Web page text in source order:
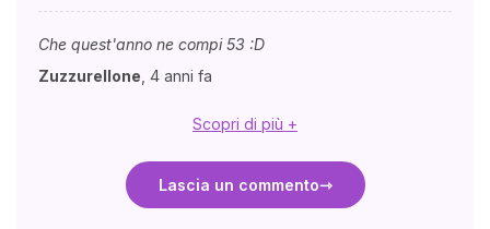
Che quest'anno ne compi 53 :D
Zuzzurellone 4 anni fa
Scopri di più +
Lascia un commento